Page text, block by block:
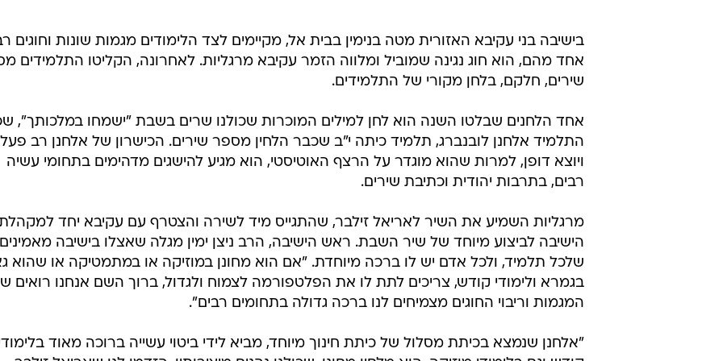
בישיבה בני עקיבא האזורית מטה בנימין בבית אל, מקיימים לצד הלימודים מגמות שונות וחוגים
אחד מהם, הוא חוג נגינה שמוביל ומלווה הזמר עקיבא מרגליות. לאחרונה, הקליטו התלמידים
שירים, חלקם, בלחן מקורי של התלמידים.
אחד הלחנים שבלטו השנה הוא לחן למילים המוכרות שכולנו שרים בשבת "ישמחו במלכותך",
התלמיד אלחנן לובנברג, תלמיד כיתה י"ב שכבר הלחין מספר שירים. הכישרון של אלחנן רב
ויוצא דופן, למרות שהוא מוגדר על הרצף האוטיסטי, הוא מגיע להישגים מדהימים בתחומי עשיה
רבים, בתרבות יהודית וכתיבת שירים.
מרגליות השמיע את השיר לאריאל זילבר, שהתגייס מיד לשירה והצטרף עם עקיבא יחד
הישיבה לביצוע מיוחד של שיר השבת. ראש הישיבה, הרב ניצן ימין מגלה שאצלו בישיבה מאמינים
שלכל תלמיד, ולכל אדם יש לו ברכה מיוחדת. "אם הוא מחונן במוזיקה או במתמטיקה או שהוא
בגמרא ולימודי קודש, צריכים לתת לו את הפלטפורמה לצמוח ולגדול, ברוך השם אנחנו רואים
המגמות וריבוי החוגים מצמיחים לנו ברכה גדולה בתחומים רבים".
"אלחנן שנמצא בכיתת מסלול של כיתת חינוך מיוחד, מביא לידי ביטוי עשייה ברוכה מאוד